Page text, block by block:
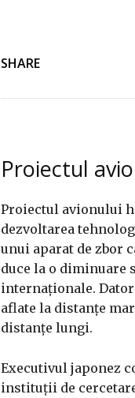
SHARE
Proiectul
Proiectul avionului
dezvoltarea
unui aparat de zbor
duce la o
internaționale.
aflate la distanțe
distanțe lungi.
Executivul japonez
instituții de